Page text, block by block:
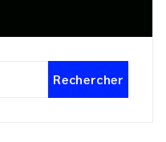
Rechercher